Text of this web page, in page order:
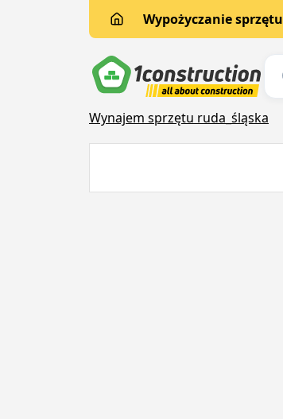
Wypożyczanie sprzętu
Wynajem sprzętu ruda_śląska